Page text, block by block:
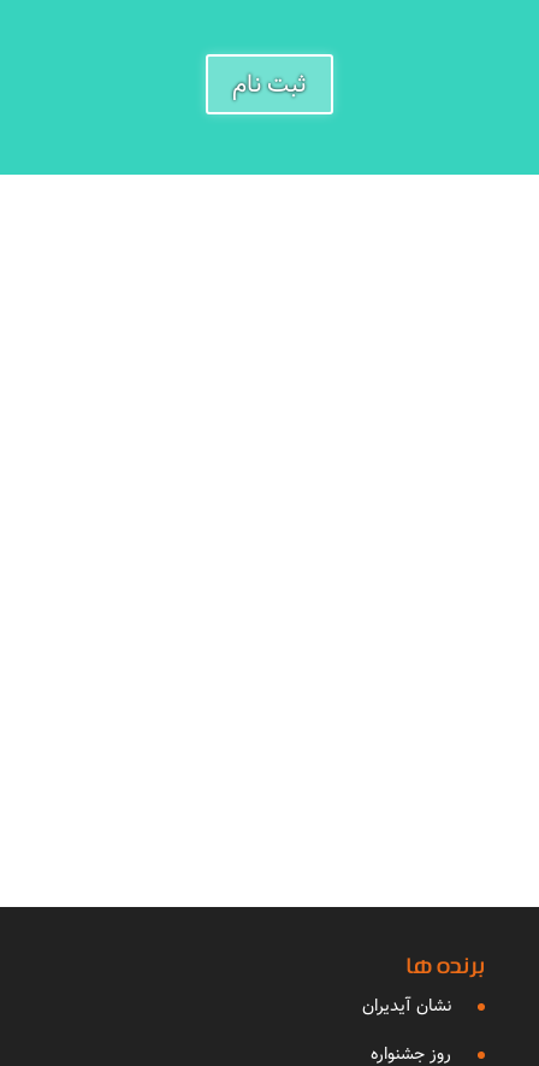
ثبت نام
برنده ها
نشان آیدیران
روز جشنواره